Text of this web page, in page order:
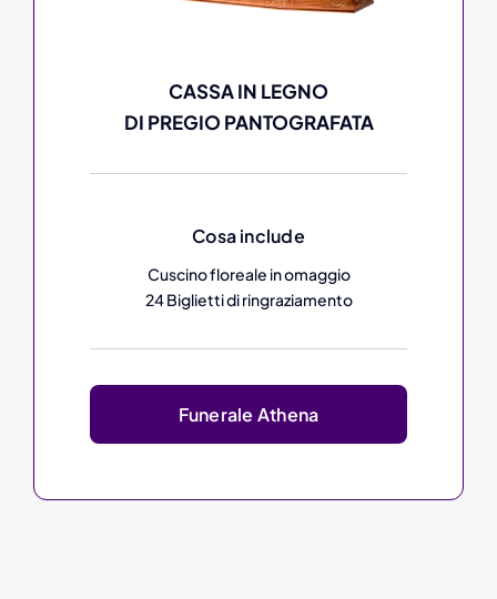
CASSA IN LEGNO
DI PREGIO PANTOGRAFATA
Cosa include
Cuscino floreale in omaggio
24 Biglietti di ringraziamento
Funerale Athena